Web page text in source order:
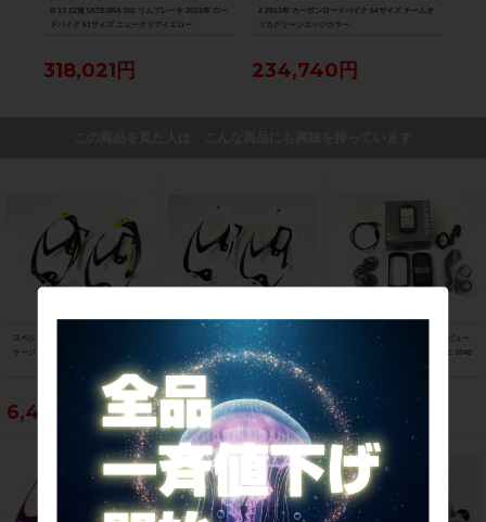
D 13 12速 ULTEGRA Di2 リムブレーキ 2021年 ロー
ドバイク 51サイズ ニュークリアイエロー
318,021円
2 2013年 カーボンロードバイク 54サイズ チームオ
リカグリーンエッジカラー
234,740円
スペシャライズド SPECIALIZED リブ
ケージ 2個セット RIB CAGE
6,490円
スペシャライズド SPECIALIZED エス
ワークス リブ ケージ 2個セット S-WO
RKS RIB CAGE
5,390円
ガーミン GARMIN サイクルコンピュー
ター エッジ 1040 ソーラー EDGE 1040
66,990円